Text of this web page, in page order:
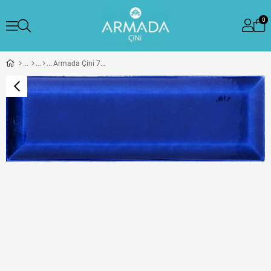
0
Armada Çini 7x21 Cm Metro Kobalt Çini Seramik